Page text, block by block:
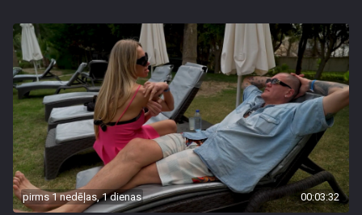
pirms 1 nedēļas, 1 dienas 00:03:32